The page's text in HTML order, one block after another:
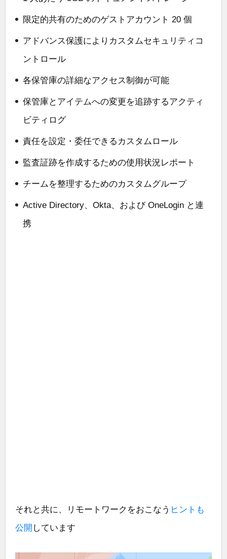
限定的共有のためのゲストアカウント 20 個
アドバンス保護によりカスタムセキュリティコ
ントロール
各保管庫の詳細なアクセス制御が可能
保管庫とアイテムへの変更を追跡するアクティ
ビティログ
責任を設定・委任できるカスタムロール
監査証跡を作成するための使用状況レポート
チームを整理するためのカスタムグループ
Active Directory、Okta、および OneLogin と連
携
それと共に、リモートワークをおこなう ヒントも
公開 しています